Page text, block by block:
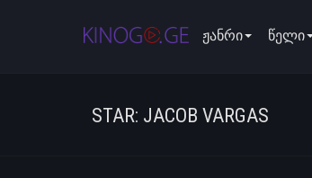
ჟანრი წელი
STAR: JACOB VARGAS